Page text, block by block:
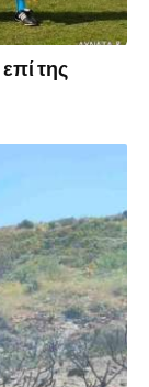
της